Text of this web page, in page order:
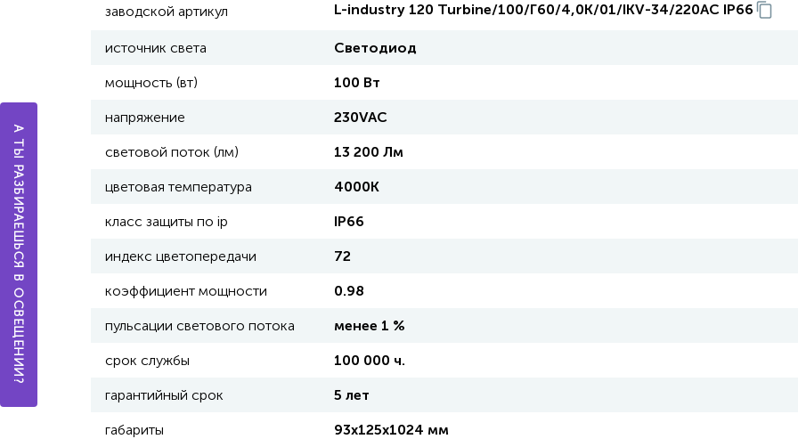
заводской артикул L-industry 120 Turbine/100/Г60/4,0K/01/IKV-34/220AC IP66
источник света Светодиод
мощность (вт) 100 Вт
напряжение 230VAC
световой поток (лм) 13 200 Лм
цветовая температура 4000К
класс защиты по ip IP66
индекс цветопередачи 72
коэффициент мощности 0.98
пульсации светового потока менее 1 %
срок службы 100 000 ч.
гарантийный срок 5 лет
габариты 93х125х1024 мм
А ТЫ РАЗБИРАЕШЬСЯ В ОСВЕЩЕНИИ?